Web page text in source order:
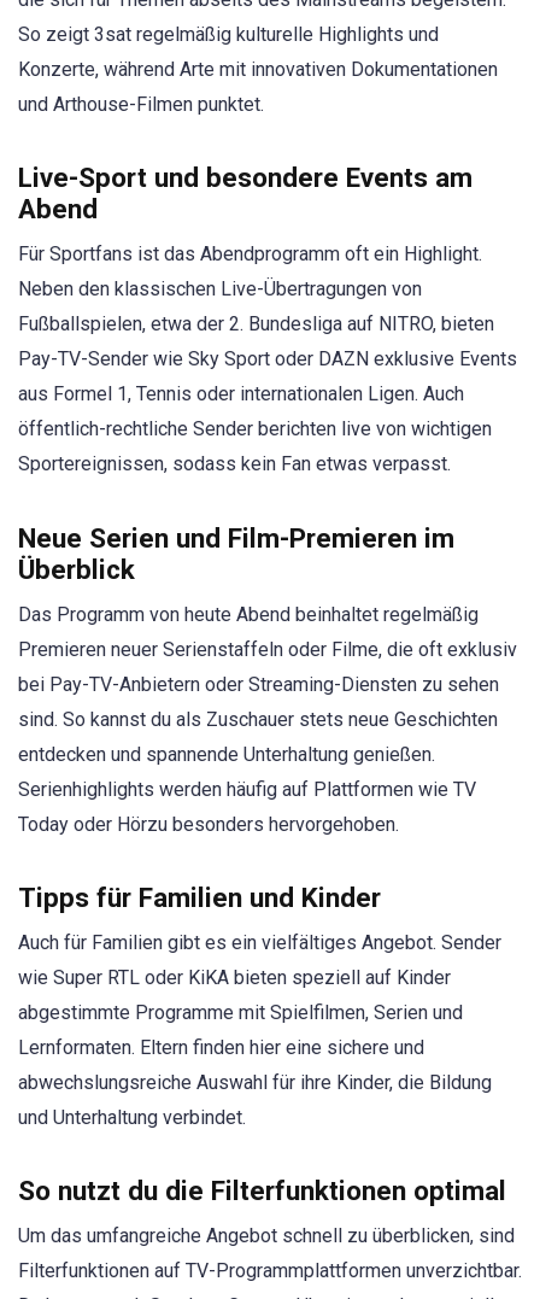
So zeigt 3sat regelmäßig kulturelle Highlights und
Konzerte, während Arte mit innovativen Dokumentationen
und Arthouse-Filmen punktet.
Live-Sport und besondere Events am
Abend
Für Sportfans ist das Abendprogramm oft ein Highlight.
Neben den klassischen Live-Übertragungen von
Fußballspielen, etwa der 2. Bundesliga auf NITRO, bieten
Pay-TV-Sender wie Sky Sport oder DAZN exklusive Events
aus Formel 1, Tennis oder internationalen Ligen. Auch
öffentlich-rechtliche Sender berichten live von wichtigen
Sportereignissen, sodass kein Fan etwas verpasst.
Neue Serien und Film-Premieren im
Überblick
Das Programm von heute Abend beinhaltet regelmäßig
Premieren neuer Serienstaffeln oder Filme, die oft exklusiv
bei Pay-TV-Anbietern oder Streaming-Diensten zu sehen
sind. So kannst du als Zuschauer stets neue Geschichten
entdecken und spannende Unterhaltung genießen.
Serienhighlights werden häufig auf Plattformen wie TV
Today oder Hörzu besonders hervorgehoben.
Tipps für Familien und Kinder
Auch für Familien gibt es ein vielfältiges Angebot. Sender
wie Super RTL oder KiKA bieten speziell auf Kinder
abgestimmte Programme mit Spielfilmen, Serien und
Lernformaten. Eltern finden hier eine sichere und
abwechslungsreiche Auswahl für ihre Kinder, die Bildung
und Unterhaltung verbindet.
So nutzt du die Filterfunktionen optimal
Um das umfangreiche Angebot schnell zu überblicken, sind
Filterfunktionen auf TV-Programmplattformen unverzichtbar.